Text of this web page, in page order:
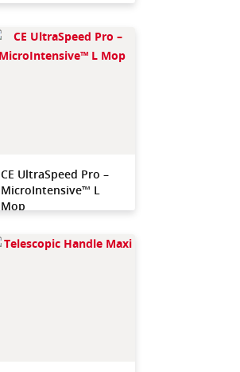
CE UltraSpeed Pro –
MicroIntensive™ L
Mop